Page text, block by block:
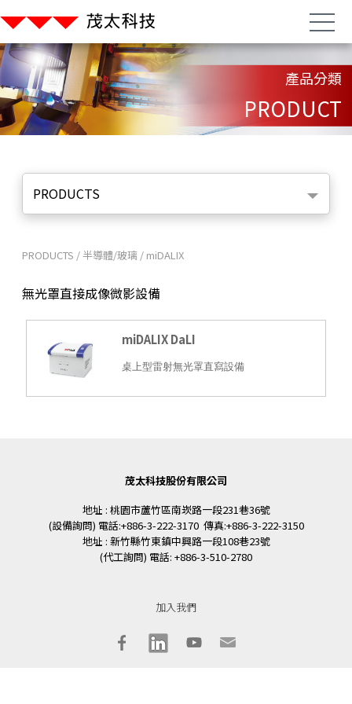
產品分類
PRODUCT
PRODUCTS
PRODUCTS /半導體/玻璃 / miDALIX
無光罩直接成像微影設備
miDALIX DaLI
桌上型雷射無光罩直寫設備
茂太科技股份有限公司
地址 : 桃園市蘆竹區南崁路一段231巷36號
(設備詢問) 電話:+886-3-222-3170 傳真:+886-3-222-3150
地址 : 新竹縣竹東鎮中興路一段108巷23號
(代工詢問) 電話: +886-3-510-2780
加入我們